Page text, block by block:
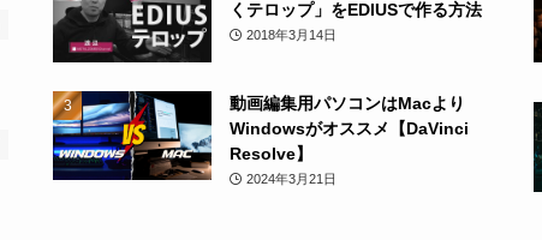
くテロップ」をEDIUSで作る方法
2018年3月14日
動画編集用パソコンはMacより
Windowsがオススメ【DaVinci
Resolve】
2024年3月21日